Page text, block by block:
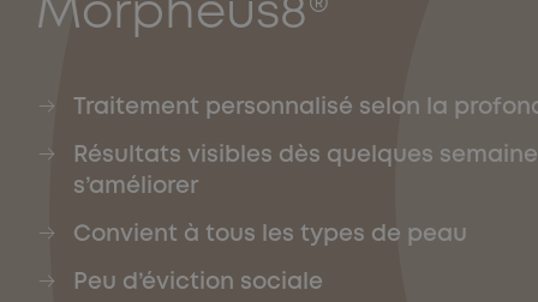
Traitement personnalisé selon la
Résultats visibles dès quelques
s’améliorer
Convient à tous les types de peau
Peu d’éviction sociale